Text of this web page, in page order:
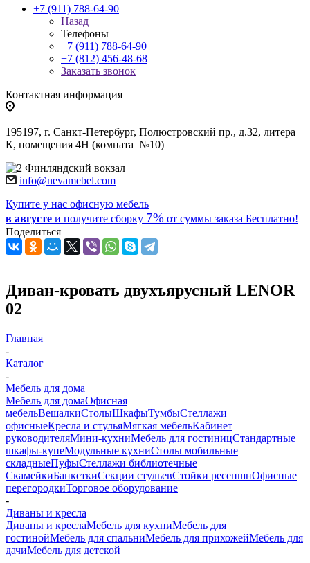
+7 (911) 788-64-90
Назад
Телефоны
+7 (911) 788-64-90
+7 (812) 456-48-68
Заказать звонок
Контактная информация
195197, г. Санкт-Петербург, Полюстровский пр., д.32, литера
К, помещения 4Н (комната №10)
Финляндский вокзал
info@nevamebel.com
Купите у нас офисную мебель
в августе и получите сборку 7% от суммы заказа Бесплатно!
Поделиться
Диван-кровать двухъярусный LENOR
02
Главная
-
Каталог
-
Мебель для дома
Мебель для домаОфисная
мебельВешалкиСтолыШкафыТумбыСтеллажи
офисныеКресла и стульяМягкая мебельКабинет
руководителяМини-кухниМебель для гостиницСтандартные
шкафы-купеМодульные кухниСтолы мобильные
складныеПуфыСтеллажи библиотечные
СкамейкиБанкеткиСекции стульевСтойки ресепшнОфисные
перегородкиТорговое оборудование
-
Диваны и кресла
Диваны и креслаМебель для кухниМебель для
гостинойМебель для спальниМебель для прихожейМебель для
дачиМебель для детской